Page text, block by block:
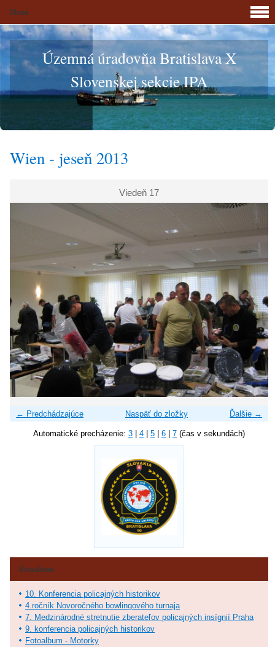
Územná úradovňa Bratislava X
Slovenskej sekcie IPA
Wien - jeseň 2013
Viedeň 17
← Predchádzajúce Ďalšie →
Naspäť do zložky
Automatické precházenie: 3 4 5 6 7 (čas v sekundách)
Menu
Fotoalbum
10. Konferencia policajných historikov
4.ročník Novoročného bowlingového turnaja
7. Medzinárodné stretnutie zberateľov policajných insígnií Praha
9. konferencia policajných historikov
Fotoalbum - Motorky